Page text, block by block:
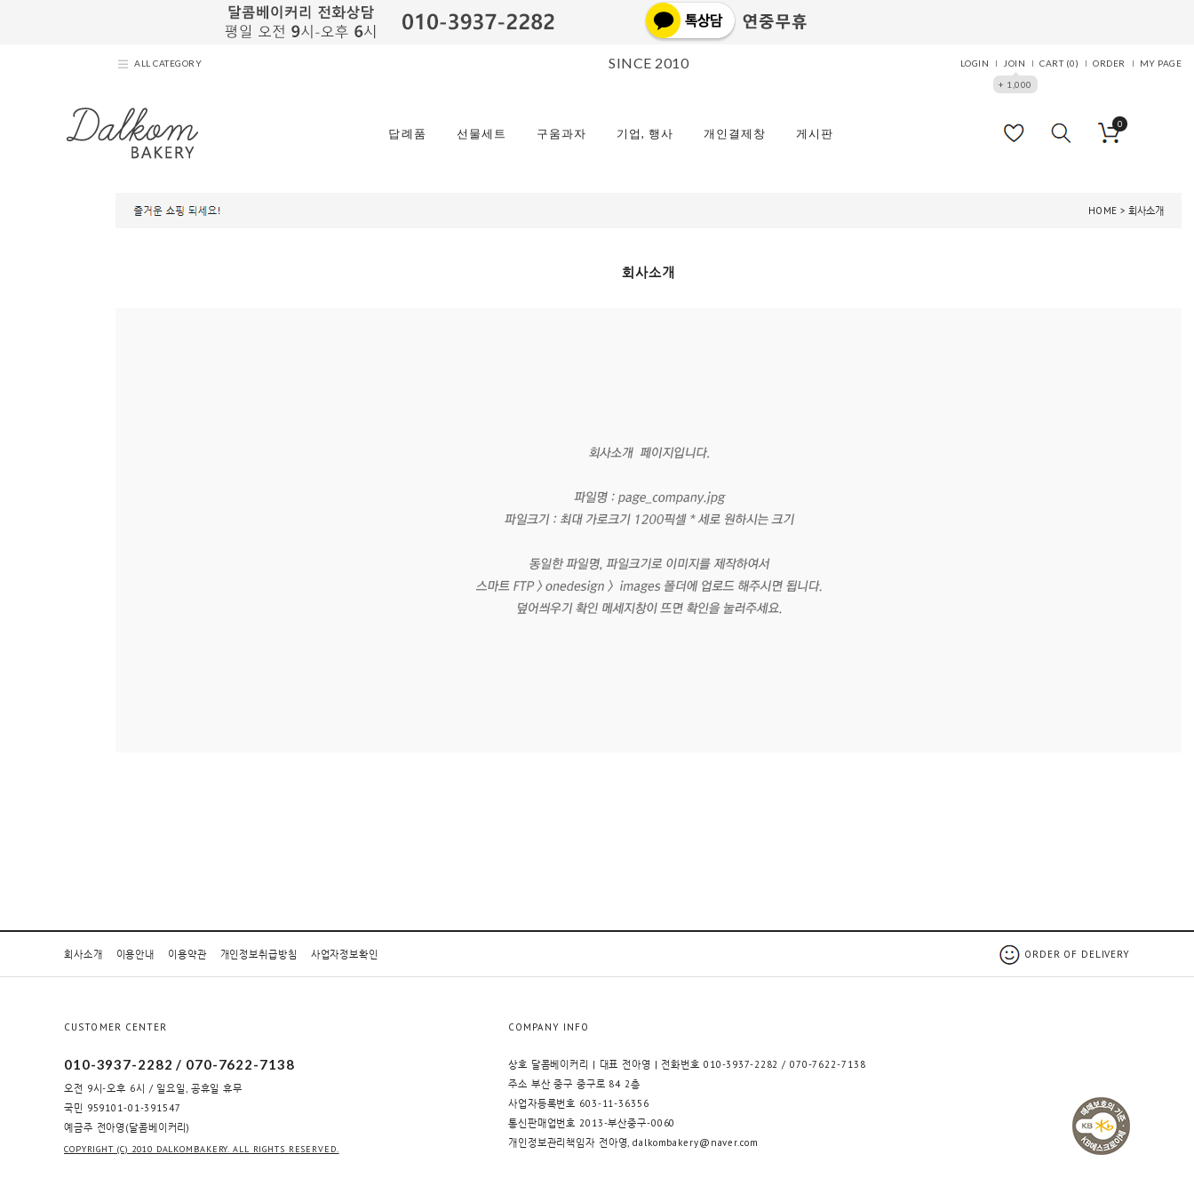
ALL CATEGORY SINCE 2010 LOGIN JOIN
+ 1,000
CART (0) ORDER MY PAGE
0
답례품 선물세트 구움과자 기업, 행사 개인결제창 게시판
HOME > 회사소개
회사소개
회사소개 이용안내 이용약관 개인정보취급방침 사업자정보확인 ORDER OF DELIVERY
CUSTOMER CENTER
010-3937-2282 / 070-7622-7138
오전 9시-오후 6시 / 일요일, 공휴일 휴무
국민 959101-01-391547
예금주 전아영(달콤베이커리)
COPYRIGHT (C) 2010 DALKOMBAKERY. ALL RIGHTS RESERVED.
COMPANY INFO
상호 달콤베이커리 | 대표 전아영 | 전화번호 010-3937-2282 / 070-7622-7138
주소 부산 중구 중구로 84 2층
사업자등록번호 603-11-36356
통신판매업번호 2013-부산중구-0060
개인정보관리책임자 전아영, dalkombakery@naver.com